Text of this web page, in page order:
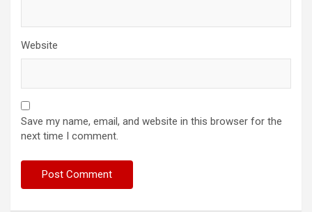
Website
Save my name, email, and website in this browser for the
next time I comment.